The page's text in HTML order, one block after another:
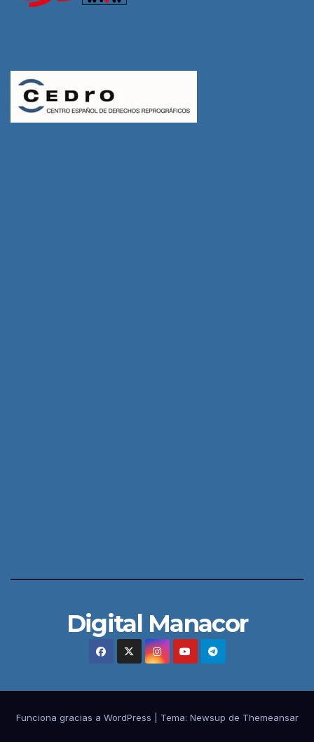
Digital Manacor
Funciona gracias a WordPress Tema: Newsup de Themeansar